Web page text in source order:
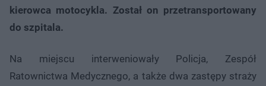
kierowca motocykla. Został on przetransportowany
do szpitala.
Na miejscu interweniowały Policja, Zespół
Ratownictwa Medycznego, a także dwa zastępy straży